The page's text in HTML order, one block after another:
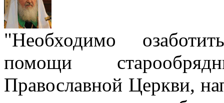
"Необходимо
помощи
Православной Церкви,